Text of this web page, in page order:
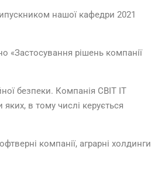
нашої кафедри 2021
«Застосування рішень компанії
безпеки. Компанія СВІТ ІТ
в тому числі керується
компанії, аграрні холдинги